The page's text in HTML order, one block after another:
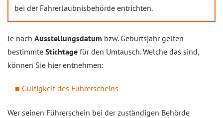
bei der Fahrerlaubnisbehörde entrichten.
Je nach Ausstellungsdatum bzw. Geburtsjahr gelten
bestimmte Stichtage für den Umtausch. Welche das sind,
können Sie hier entnehmen:
Gültigkeit des Führerscheins
Wer seinen Führerschein bei der zuständigen Behörde